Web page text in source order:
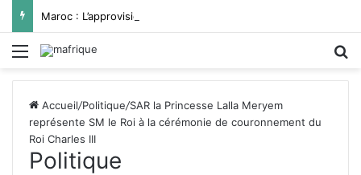
Menu
Accueil/Politique/SAR la Princesse Lalla Meryem
représente SM le Roi à la cérémonie de couronnement du
Roi Charles III
Politique